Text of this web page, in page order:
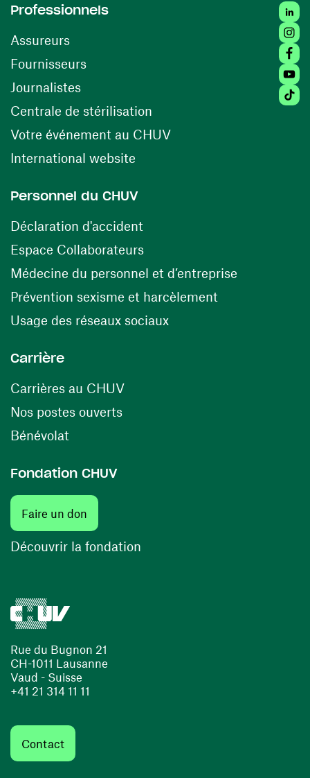
Rue du Bugnon 21
CH-1011 Lausanne
Vaud - Suisse
+41 21 314 11 11
Contact
Professionnels
Assureurs
Fournisseurs(ouvre une nouvelle fenêtre)
Journalistes
Centrale de stérilisation (ouvre une nouvelle
Votre événement au CHUV(ouvre une nouvelle
International website
Personnel du CHUV
Déclaration d'accident
Espace Collaborateurs(ouvre une nouvelle fenêtre)
Médecine du personnel et d’entreprise
Prévention sexisme et harcèlement
Usage des réseaux sociaux(ouvre une nouvelle
Carrière
Carrières au CHUV(ouvre une nouvelle fenêtre)
Nos postes ouverts(ouvre une nouvelle fenêtre)
Bénévolat
Fondation CHUV
Faire un don
Découvrir la fondation